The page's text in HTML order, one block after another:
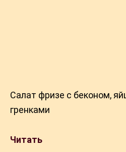
Салат фризе с беконом,
гренками
Читать